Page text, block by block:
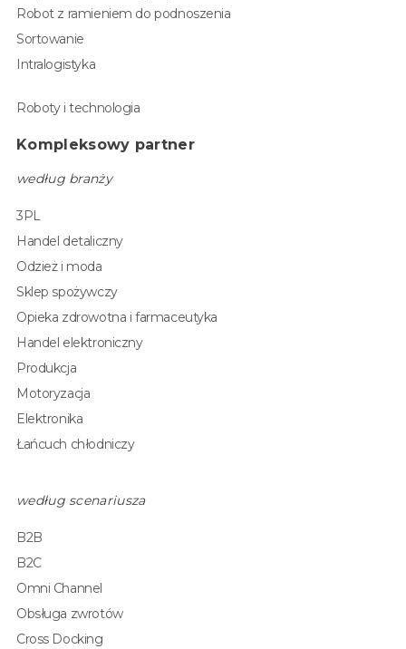
Robot z ramieniem do podnoszenia
Sortowanie
Intralogistyka
Roboty i technologia
Kompleksowy partner
według branży
3PL
Handel detaliczny
Odzież i moda
Sklep spożywczy
Opieka zdrowotna i farmaceutyka
Handel elektroniczny
Produkcja
Motoryzacja
Elektronika
Łańcuch chłodniczy
według scenariusza
B2B
B2C
Omni Channel
Obsługa zwrotów
Cross Docking